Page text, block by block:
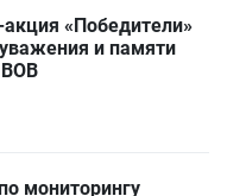
«Победители»
и памяти
ВОВ
мониторингу